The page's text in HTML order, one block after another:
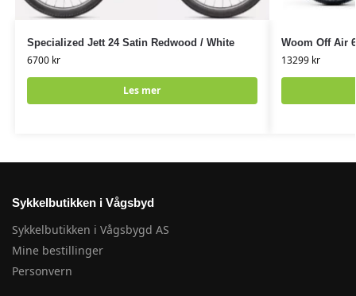
Specialized Jett 24 Satin Redwood / White
6700 kr
Les mer
Woom Off Air
13299 kr
Sykkelbutikken i Vågsbyd
Sykkelbutikken i Vågsbygd AS
Mine bestillinger
Personvern